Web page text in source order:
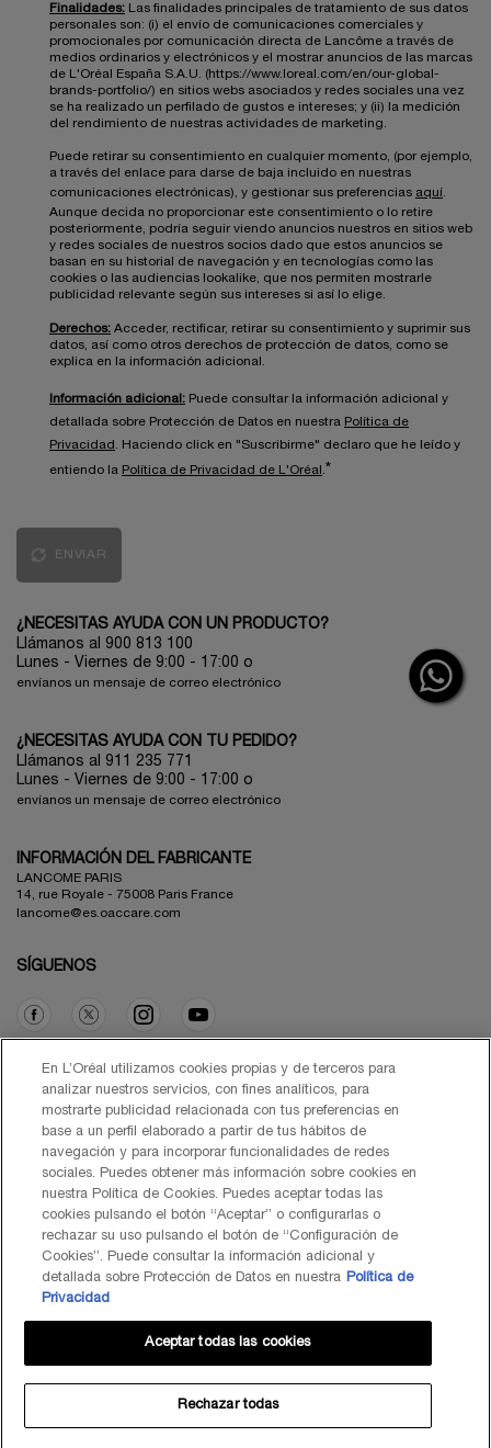
Finalidades: Las finalidades principales de tratamiento de sus datos
personales son: (i) el envío de comunicaciones comerciales y
promocionales por comunicación directa de Lancôme a través de
medios ordinarios y electrónicos y el mostrar anuncios de las marcas
de L'Oréal España S.A.U. (https://www.loreal.com/en/our-global-
brands-portfolio/) en sitios webs asociados y redes sociales una vez
se ha realizado un perfilado de gustos e intereses; y (ii) la medición
del rendimiento de nuestras actividades de marketing.
Puede retirar su consentimiento en cualquier momento, (por ejemplo,
a través del enlace para darse de baja incluido en nuestras
comunicaciones electrónicas), y gestionar sus preferencias aquí
Aunque decida no proporcionar este consentimiento o lo retire
posteriormente, podría seguir viendo anuncios nuestros en sitios web
y redes sociales de nuestros socios dado que estos anuncios se
basan en su historial de navegación y en tecnologías como las
cookies o las audiencias lookalike, que nos permiten mostrarle
publicidad relevante según sus intereses si así lo elige.
Derechos: Acceder, rectificar, retirar su consentimiento y suprimir sus
datos, así como otros derechos de protección de datos, como se
explica en la información adicional.
Información adicional: Puede consultar la información adicional y
detallada sobre Protección de Datos en nuestra Política de
Privacidad
. Haciendo click en "Suscribirme" declaro que he leído y
entiendo la Política de Privacidad de L'Oréal *
ENVIAR
¿NECESITAS AYUDA CON UN PRODUCTO?
Llámanos al 900 813 100
Lunes - Viernes de 9:00 - 17:00 o
envíanos un mensaje de correo electrónico
¿NECESITAS AYUDA CON TU PEDIDO?
Llámanos al 911 235 771
Lunes - Viernes de 9:00 - 17:00 o
envíanos un mensaje de correo electrónico
INFORMACIÓN DEL FABRICANTE
LANCOME PARIS
14, rue Royale - 75008 Paris France
lancome@es.oaccare.com
SÍGUENOS
Opción de compra
€ - ES (ES)
© Lancôme 2026
Black Friday
En L’Oréal utilizamos cookies propias y de terceros para
analizar nuestros servicios, con fines analíticos, para
mostrarte publicidad relacionada con tus preferencias en
base a un perfil elaborado a partir de tus hábitos de
navegación y para incorporar funcionalidades de redes
sociales. Puedes obtener más información sobre cookies en
nuestra Política de Cookies. Puedes aceptar todas las
cookies pulsando el botón “Aceptar” o configurarlas o
rechazar su uso pulsando el botón de “Configuración de
Cookies”. Puede consultar la información adicional y
detallada sobre Protección de Datos en nuestra Política de
Privacidad
Rechazar todas
Aceptar todas las cookies